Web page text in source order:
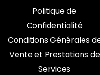
Politique de
Confidentialité
Conditions Générales
Vente et Prestations de
Services